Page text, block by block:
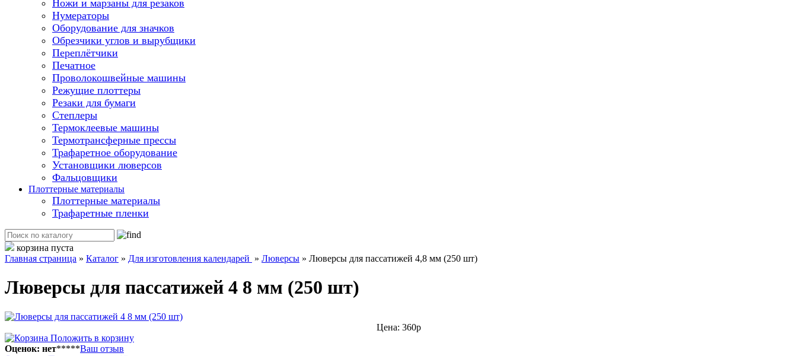
Ножи и марзаны для резаков
Нумераторы
Оборудование для значков
Обрезчики углов и вырубщики
Переплётчики
Печатное
Проволокошвейные машины
Режущие плоттеры
Резаки для бумаги
Степлеры
Термоклеевые машины
Термотрансферные прессы
Трафаретное оборудование
Установщики люверсов
Фальцовщики
Плоттерные материалы
Плоттерные материалы
Трафаретные пленки
корзина пуста
Главная страница » Каталог » Для изготовления календарей » Люверсы » Люверсы для пассатижей 4,8 мм (250 шт)
Люверсы для пассатижей 4 8 мм (250 шт)
Цена: 360р
Положить в корзину
Оценок: нет*****Ваш отзыв